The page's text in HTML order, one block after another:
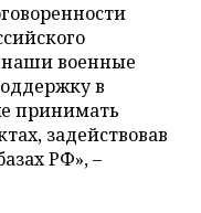
наши военные
в
принимать
задействовав
РФ», –